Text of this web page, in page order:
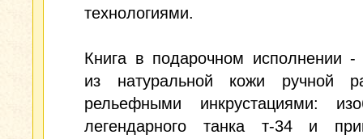
технологиями.
Книга в подарочном исполнении -
из натуральной кожи ручной
рельефными инкрустациями:
легендарного танка т-34 и